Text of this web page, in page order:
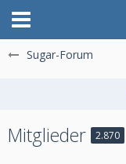
Sugar-Forum
Mitglieder 2.870